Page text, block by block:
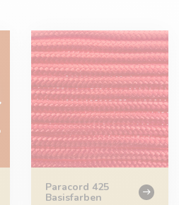
Paracord 425
Basisfarben